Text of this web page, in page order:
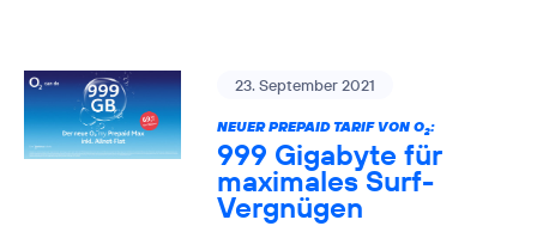
23. September 2021
NEUER PREPAID TARIF VON O2:
999 Gigabyte für
maximales Surf-
Vergnügen